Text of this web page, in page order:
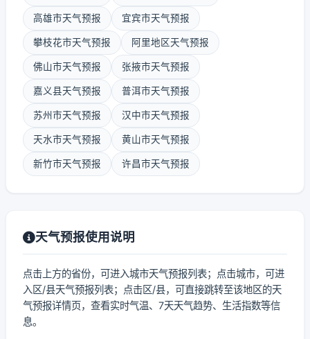
高雄市天气预报 宜宾市天气预报
攀枝花市天气预报 阿里地区天气预报
佛山市天气预报 张掖市天气预报
嘉义县天气预报 普洱市天气预报
苏州市天气预报 汉中市天气预报
天水市天气预报 黄山市天气预报
新竹市天气预报 许昌市天气预报
天气预报使用说明
点击上方的省份，可进入城市天气预报列表；点击城市，可进
入区/县天气预报列表；点击区/县，可直接跳转至该地区的天
气预报详情页，查看实时气温、7天天气趋势、生活指数等信
息。